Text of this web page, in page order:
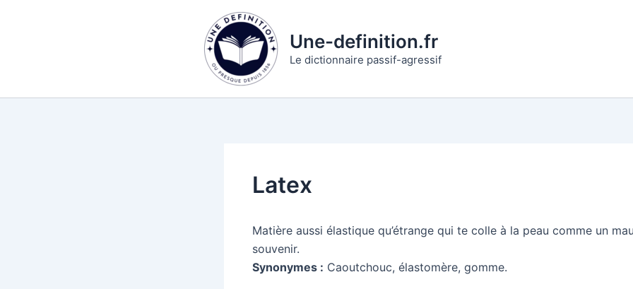
Une-definition.fr
Le dictionnaire passif-agressif
Latex
Matière aussi élastique qu’étrange qui te colle à la peau comme un
souvenir.
Synonymes : Caoutchouc, élastomère, gomme.